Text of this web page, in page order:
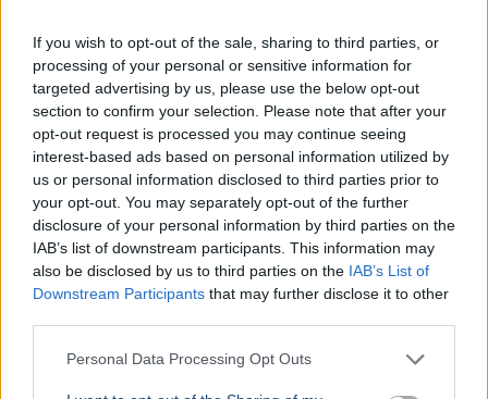
If you wish to opt-out of the sale, sharing to third parties, or
processing of your personal or sensitive information for
targeted advertising by us, please use the below opt-out
section to confirm your selection. Please note that after your
opt-out request is processed you may continue seeing
interest-based ads based on personal information utilized by
us or personal information disclosed to third parties prior to
your opt-out. You may separately opt-out of the further
disclosure of your personal information by third parties on the
IAB’s list of downstream participants. This information may
also be disclosed by us to third parties on the IAB’s List of
Downstream Participants that may further disclose it to other
Personal Data Processing Opt Outs
Warner Bros Paramount Egyesült Királyság HBO
Üzlet
Nagy-Britannia
Nagy-Britannia versenyfelügyelete jóváhagyta a
Paramount 111 milliárd dolláros Warner Bros. Discovery-
felvásárlását, miután biztosítékokat kapott a
szerkesztői függetlenségről.Bővebben...
A Duna osztrák vízgyűjtőjén esni kezdett az